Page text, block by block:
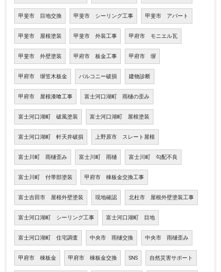
甲斐市 目地交換 甲斐市 シーリング工事 甲斐市 アパート
甲斐市 屋根塗装 甲斐市 外装工事 甲府市 モニエル瓦
甲斐市 外壁塗装 甲府市 板金工事 甲府市 塀
甲府市 塀笠木板金 バルコニー破損 建物診断
甲府市 屋根漆喰工事 富士河口湖町 雨樋の歪み
富士河口湖町 破風塗装 富士河口湖町 屋根塗装
富士河口湖町 軒天井破損 上野原市 スレート屋根
富士川町 雨樋歪み 富士川町 雨樋 富士川町 勾配不良
富士川町 付帯部塗装 甲府市 棟板金交換工事
富士吉田市 屋根外壁塗装 現地確認 北杜市 屋根外壁塗装工事
富士河口湖町 シーリング工事 富士河口湖町 目地
富士河口湖町 住宅調査 中央市 雨樋交換 中央市 雨樋歪み
甲府市 棟板金 甲府市 棟板金交換 SNS 自然災害サポート